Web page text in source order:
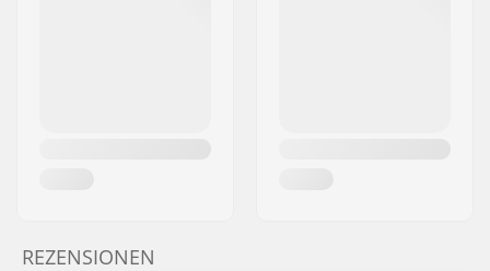
REZENSIONEN